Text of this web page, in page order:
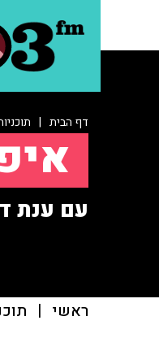
דף הבית |
עם ענת
ראשי |